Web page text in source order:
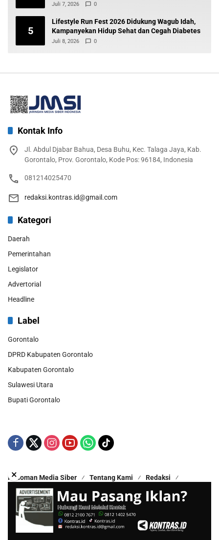
Juli 7, 2026 0
5
Lifestyle Run Fest 2026 Didukung Wagub Idah,
Kampanyekan Hidup Sehat dan Cegah Diabetes
Juli 8, 2026 0
Kontak Info
Jl. Abdul Djabar Bahua, Desa Buhu, Kec. Talaga Jaya, Kab.
Gorontalo, Prov. Gorontalo, Kode Pos: 96184, Indonesia
081214025470
redaksi.kontras.id@gmail.com
Kategori
Daerah
Pemerintahan
Legislator
Advertorial
Headline
Label
Gorontalo
DPRD Kabupaten Gorontalo
Kabupaten Gorontalo
Sulawesi Utara
Bupati Gorontalo
Pedoman Media Siber Tentang Kami
Redaksi
Kontak Kami
Disclaimer
Copyright © 2025 - All Rights Reserved | Proudly Hosted by
Hestek Media
×